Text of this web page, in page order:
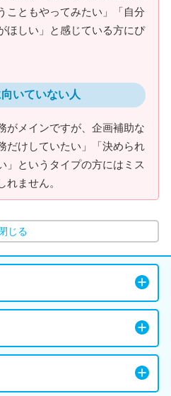
こともやってみたい」「自分
ほしい」と感じている方にぴ
いていない人
がメインですが、企画補助な
だけしていたい」「決められ
」というタイプの方にはミス
れません。
じる